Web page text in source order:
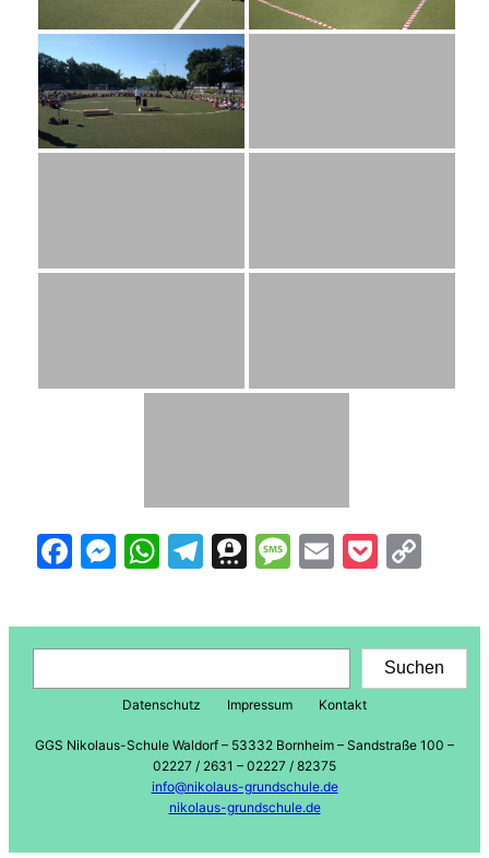
Facebook
Messenger
WhatsApp
Telegram
Threema
Message
Email
Suchen
Datenschutz Impressum Kontakt
GGS Nikolaus-Schule Waldorf – 53332 Bornheim – Sandstraße 100 –
02227 / 2631 – 02227 / 82375
info@nikolaus-grundschule.de
nikolaus-grundschule.de